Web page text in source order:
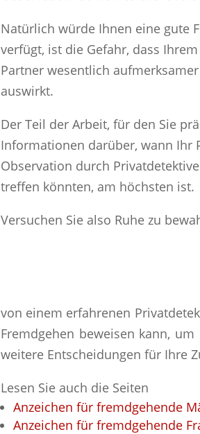
Natürlich würde Ihnen eine gute
verfügt, ist die Gefahr, dass
Partner wesentlich
auswirkt.
Der Teil der Arbeit, für den Sie
Informationen darüber, wann Ihr
Observation durch
treffen könnten, am höchsten ist.
Versuchen Sie also Ruhe zu
von einem erfahrenen
Fremdgehen beweisen kann,
weitere Entscheidungen für Ihre
Lesen Sie auch die Seiten
Anzeichen für fremdgehende
Anzeichen für fremdgehende